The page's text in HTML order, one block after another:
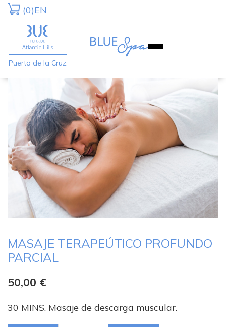
Saltar
navegación
principal
Saltar
contenido
principal
(0)EN
Puerto de la Cruz
MASAJE TERAPEÚTICO PROFUNDO
PARCIAL
50,00 €
30 MINS. Masaje de descarga muscular.